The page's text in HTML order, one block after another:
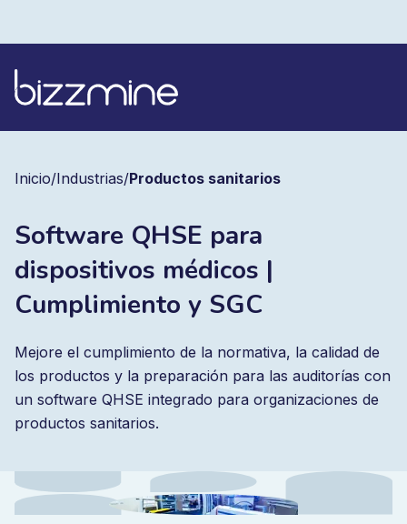
Inicio/Industrias/Productos sanitarios
Software QHSE para
dispositivos médicos |
Cumplimiento y SGC
Mejore el cumplimiento de la normativa, la calidad de
los productos y la preparación para las auditorías con
un software QHSE integrado para organizaciones de
productos sanitarios.